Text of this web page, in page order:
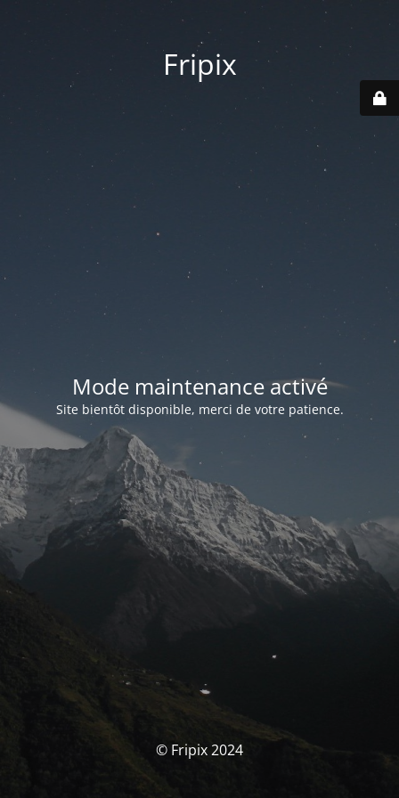
Fripix
Mode maintenance activé
Site bientôt disponible, merci de votre patience.
© Fripix 2024